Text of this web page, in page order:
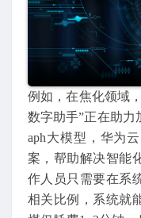
例如，在焦化领域
数字助手”正在助力
aph大模型，华为
案，帮助解决智能
作人员只需要在系
相关比例，系统就